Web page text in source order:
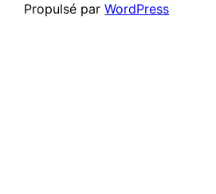
Propulsé parWordPress